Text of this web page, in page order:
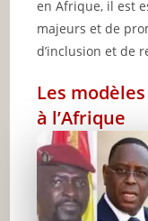
en Afrique, il est
majeurs et de
d’inclusion et de
Les
à l’Afrique